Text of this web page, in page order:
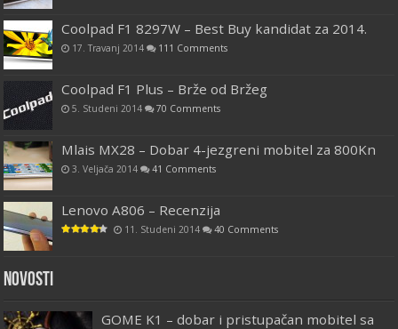
Coolpad F1 8297W – Best Buy kandidat za 2014.
17. Travanj 2014 111 Comments
Coolpad F1 Plus – Brže od Bržeg
5. Studeni 2014 70 Comments
Mlais MX28 – Dobar 4-jezgreni mobitel za 800Kn
3. Veljača 2014 41 Comments
Lenovo A806 – Recenzija
11. Studeni 2014 40 Comments
Novosti
GOME K1 – dobar i pristupačan mobitel sa